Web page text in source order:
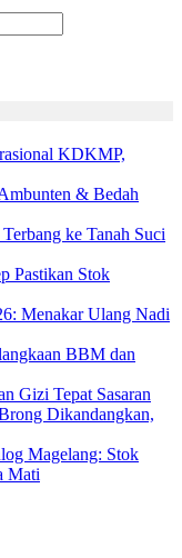
KDKMP,
& Bedah
ke Tanah Suci
Pastikan Stok
Menakar Ulang Nadi
BBM dan
Gizi Tepat Sasaran
Dikandangkan,
Magelang: Stok
Mati